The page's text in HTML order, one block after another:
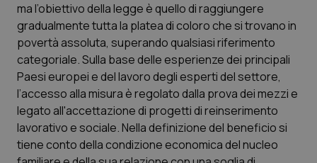
Lazio
Liguria
Lombardia
Marche
Diabete & glucometri
Disturbi dell’umore
Dolore
Donna & Salute
ma l’obiettivo della legge è quello di raggiungere
gradualmente tutta la platea di coloro che si trovano in
povertà assoluta, superando qualsiasi riferimento
categoriale. Sulla base delle esperienze dei principali
Paesi europei e del lavoro degli esperti del settore,
l’accesso alla misura è regolato dalla prova dei mezzi e
legato all'accettazione di progetti di reinserimento
lavorativo e sociale. Nella definizione del beneficio si
tiene conto della condizione economica del nucleo